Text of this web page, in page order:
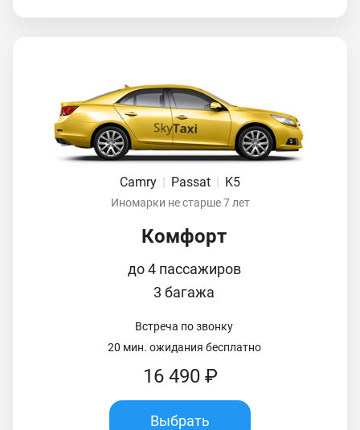
Camry Passat K5
Иномарки не старше 7 лет
Комфорт
до 4 пассажиров
3 багажа
Встреча по звонку
20 мин. ожидания бесплатно
16 490 ₽
Выбрать